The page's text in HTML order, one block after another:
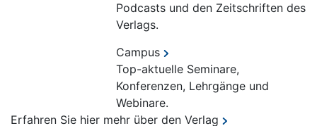
Podcasts und den Zeitschriften des
Verlags.
Campus
Top-aktuelle Seminare,
Konferenzen, Lehrgänge und
Webinare.
Erfahren Sie hier mehr über den Verlag